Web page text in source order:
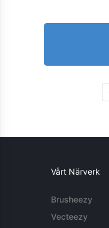
Vårt Närverk
Brusheezy
Vecteezy